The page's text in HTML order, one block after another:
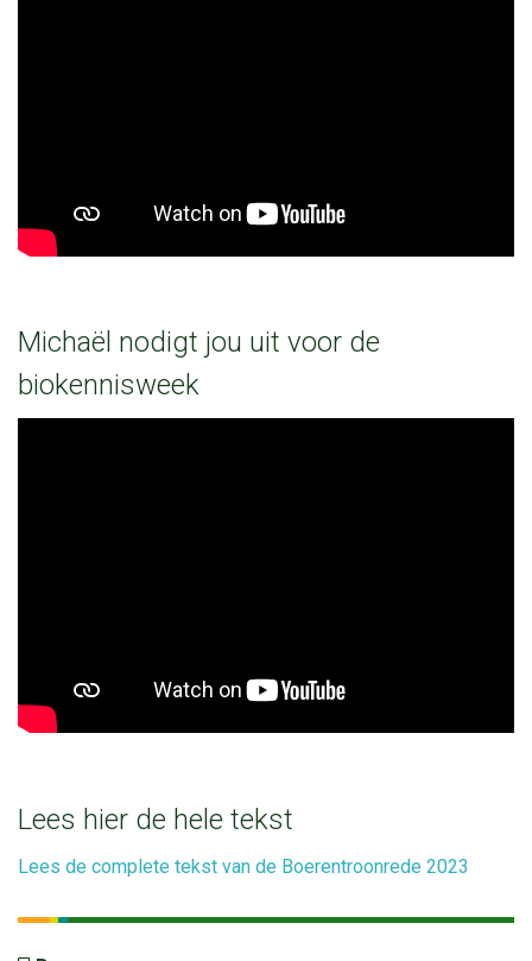
Michaël nodigt jou uit voor de
biokennisweek
Lees hier de hele tekst
Lees de complete tekst van de Boerentroonrede 2023